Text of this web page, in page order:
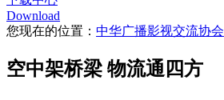
Download
您现在的位置： 中华广播影视交流协会
空中架桥梁 物流通四方